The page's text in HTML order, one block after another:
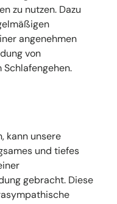
zu nutzen. Dazu
angenehmen
von
kann unsere
und tiefes
gebracht. Diese